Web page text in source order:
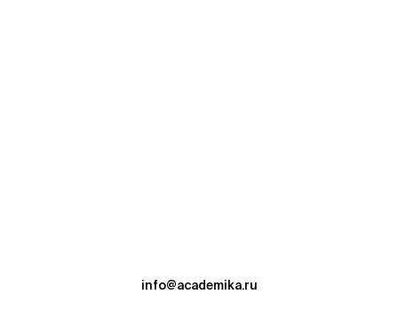
info@academika.ru